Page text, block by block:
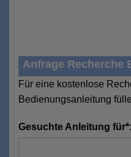
Anfrage Recherche
Für eine kostenlose
Bedienungsanleitung
Gesuchte Anleitung für*: